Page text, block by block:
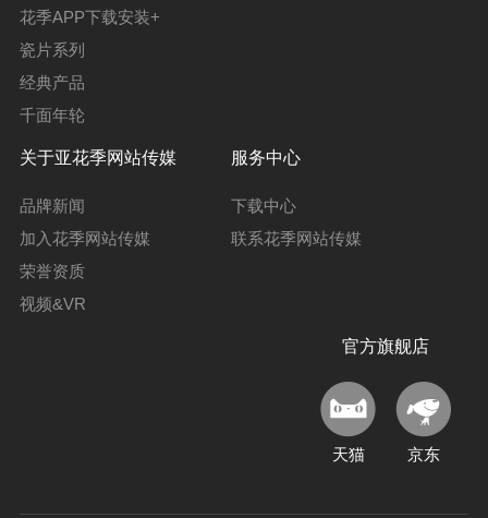
花季APP下载安装+
瓷片系列
经典产品
千面年轮
关于亚花季网站传媒
品牌新闻
加入花季网站传媒
荣誉资质
视频&VR
服务中心
下载中心
联系花季网站传媒
官方旗舰店
天猫 京东